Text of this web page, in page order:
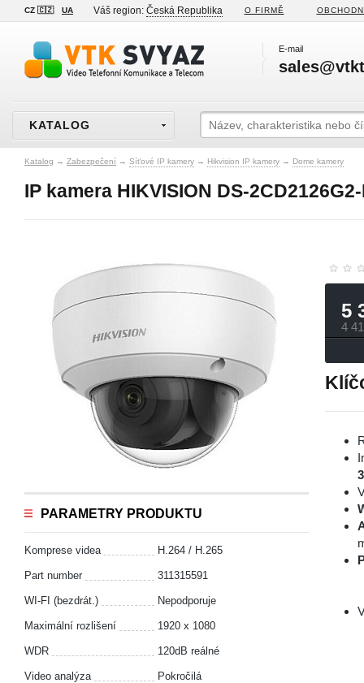
CZ 🇨🇿 UA Váš region: Česká Republika O FIRMĚ
E-mail
KATALOG
Katalog → Zabezpečení → Síťové IP kamery → Hikvision IP kamery → Dome kamery
IP kamera HIKVISION DS-
PARAMETRY PRODUKTU
Komprese videa H.264 / H.265
Part number 311315591
WI-FI (bezdrát.) Nepodporuje
Maximální rozlišení 1920 x 1080
WDR 120dB reálné
Video analýza Pokročilá
5
4